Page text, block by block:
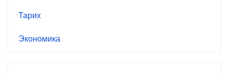
Тарих
Экономика